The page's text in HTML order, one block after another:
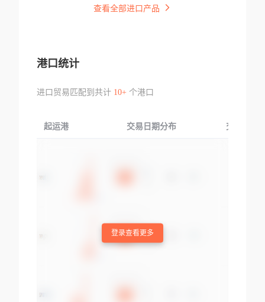
查看全部进口产品
港口统计
进口贸易匹配到共计 10+个港口
起运港 交易日期分布 交易产品
登录查看更多